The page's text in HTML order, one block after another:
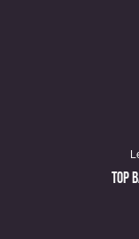
Top